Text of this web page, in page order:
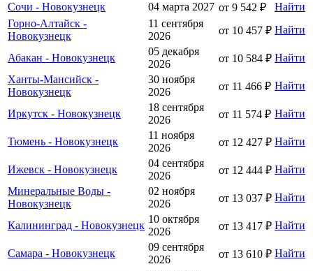
Сочи - Новокузнецк
04 марта 2027 от 9 542 ₽
Найти
Горно-Алтайск -
Новокузнецк
11 сентября
2026
от 10 457 ₽ Найти
Абакан - Новокузнецк
05 декабря
2026
от 10 584 ₽ Найти
Ханты-Мансийск -
Новокузнецк
30 ноября
2026
от 11 466 ₽ Найти
Иркутск - Новокузнецк
18 сентября
2026
от 11 574 ₽ Найти
Тюмень - Новокузнецк
11 ноября
2026
от 12 427 ₽ Найти
Ижевск - Новокузнецк
04 сентября
2026
от 12 444 ₽ Найти
Минеральные Воды -
Новокузнецк
02 ноября
2026
от 13 037 ₽ Найти
Калининград - Новокузнецк
10 октября
2026
от 13 417 ₽ Найти
Самара - Новокузнецк
09 сентября
2026
от 13 610 ₽ Найти